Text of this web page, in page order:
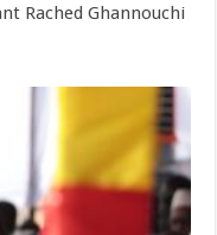
Rached Ghannouchi